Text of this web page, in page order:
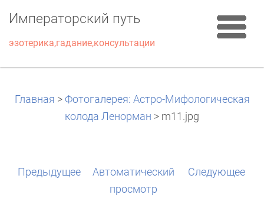
Императорский путь
эзотерика,гадание,консультации
Главная > Фотогалерея: Астро-Мифологическая
колода Ленорман > m11.jpg
Предыдущее
Aвтоматический
просмотр
Следующее